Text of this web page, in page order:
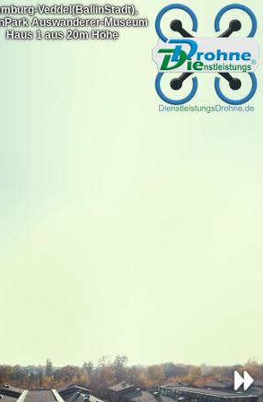
Veddel(BallinStadt),
Auswanderer-Museum
Haus 1 aus 20m Höhe